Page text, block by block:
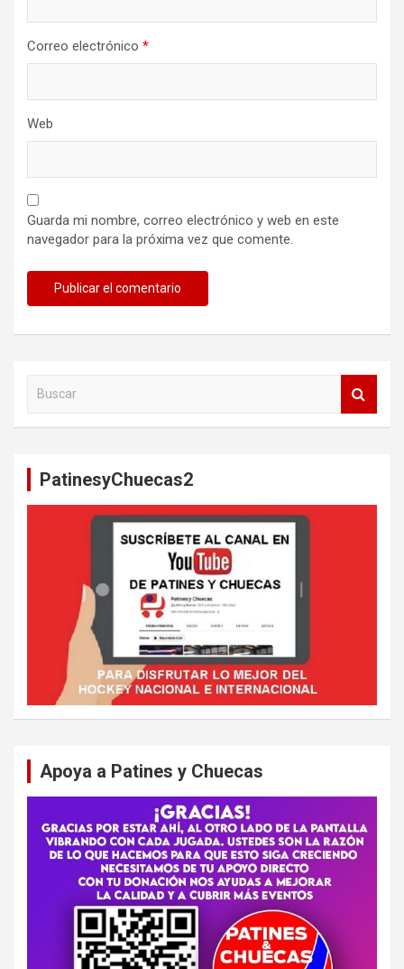
Correo electrónico *
Web
Guarda mi nombre, correo electrónico y web en este
navegador para la próxima vez que comente.
PatinesyChuecas2
Apoya a Patines y Chuecas